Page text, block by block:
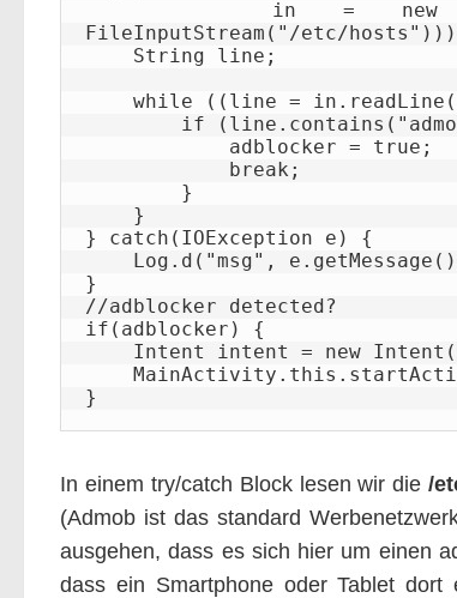
FileInputStream("/etc/
} catch(IOException e) {
}
//adblocker detected?
if(adblocker) {
}
In einem try/catch Block lesen wir die/
(Admob ist das standard
ausgehen, dass es sich hier um einen
dass ein Smartphone oder Tablet